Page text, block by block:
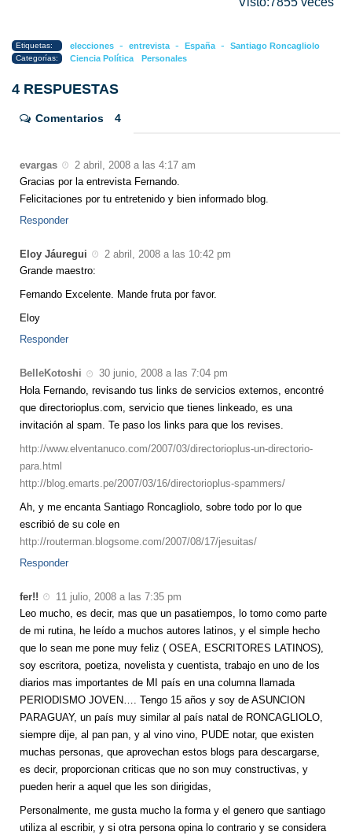
Etiquetas: elecciones - entrevista - España - Santiago Roncagliolo
Categorías: Ciencia Política Personales
4 RESPUESTAS
Comentarios 4
evargas
2 abril, 2008 a las 4:17 am
Gracias por la entrevista Fernando.
Felicitaciones por tu entretenido y bien informado blog.
Responder
Eloy Jáuregui
2 abril, 2008 a las 10:42 pm
Grande maestro:
Fernando Excelente. Mande fruta por favor.
Eloy
Responder
BelleKotoshi
30 junio, 2008 a las 7:04 pm
Hola Fernando, revisando tus links de servicios externos, encontré
que directorioplus.com, servicio que tienes linkeado, es una
invitación al spam. Te paso los links para que los revises.
http://www.elventanuco.com/2007/03/directorioplus-un-directorio-
para.html
http://blog.emarts.pe/2007/03/16/directorioplus-spammers/
Ah, y me encanta Santiago Roncagliolo, sobre todo por lo que
escribió de su cole en
http://routerman.blogsome.com/2007/08/17/jesuitas/
Responder
fer!!
11 julio, 2008 a las 7:35 pm
Leo mucho, es decir, mas que un pasatiempos, lo tomo como parte
de mi rutina, he leído a muchos autores latinos, y el simple hecho
que lo sean me pone muy feliz ( OSEA, ESCRITORES LATINOS),
soy escritora, poetiza, novelista y cuentista, trabajo en uno de los
diarios mas importantes de MI país en una columna llamada
PERIODISMO JOVEN…. Tengo 15 años y soy de ASUNCION
PARAGUAY, un país muy similar al país natal de RONCAGLIOLO,
siempre dije, al pan pan, y al vino vino, PUDE notar, que existen
muchas personas, que aprovechan estos blogs para descargarse,
es decir, proporcionan criticas que no son muy constructivas, y
pueden herir a aquel que les son dirigidas,
Personalmente, me gusta mucho la forma y el genero que santiago
utiliza al escribir, y si otra persona opina lo contrario y se considera